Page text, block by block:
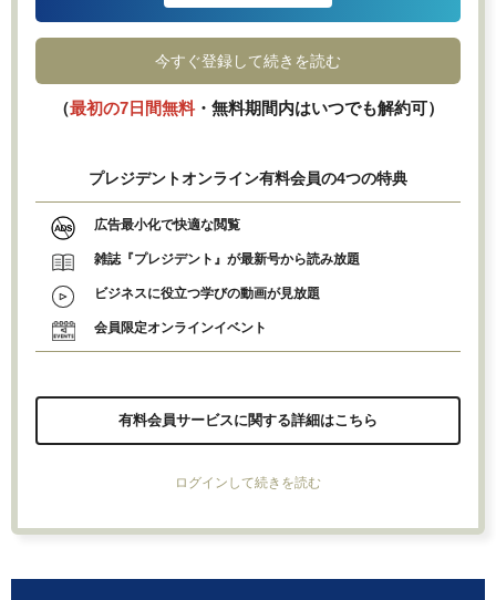
今すぐ登録して続きを読む
（最初の7日間無料・無料期間内はいつでも解約可）
プレジデントオンライン有料会員の4つの特典
広告最小化で快適な閲覧
雑誌『プレジデント』が最新号から読み放題
ビジネスに役立つ学びの動画が見放題
会員限定オンラインイベント
有料会員サービスに関する詳細はこちら
ログインして続きを読む